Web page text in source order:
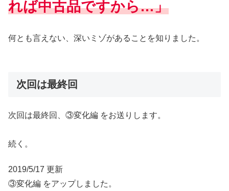
れば中古品ですから…」
何とも言えない、深いミゾがあることを知りました。
次回は最終回
次回は最終回、③変化編 をお送りします。
続く。
2019/5/17 更新
③変化編 をアップしました。